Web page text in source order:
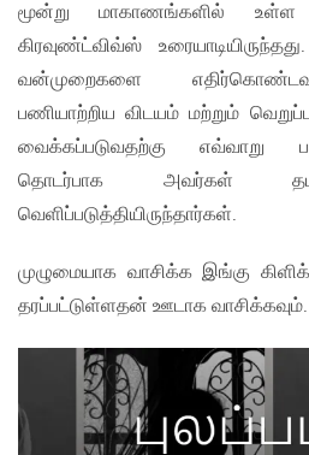
மூன்று மாகாணங்களில்
கிரவுண்ட்விவ்ஸ்
வன்முறைகளை
பணியாற்றிய விடயம் மற்றும்
வைக்கப்படுவதற்கு எவ்வாறு
தொடர்பாக அவர்கள்
வெளிப்படுத்தியிருந்தார்கள்.
முழுமையாக வாசிக்க இங்கு
தரப்பட்டுள்ளதன் ஊடாக வாசிக்கவும்.